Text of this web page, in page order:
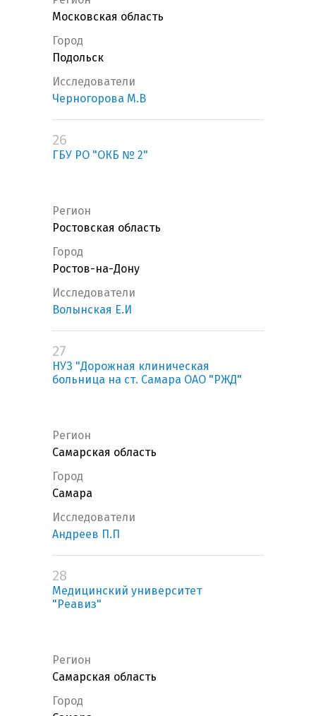
Московская область
Город
Подольск
Исследователи
Черногорова М.В
26
ГБУ РО "ОКБ № 2"
Регион
Ростовская область
Город
Ростов-на-Дону
Исследователи
Волынская Е.И
27
НУЗ "Дорожная клиническая
больница на ст. Самара ОАО "РЖД"
Регион
Самарская область
Город
Самара
Исследователи
Андреев П.П
28
Медицинский университет
"Реавиз"
Регион
Самарская область
Город